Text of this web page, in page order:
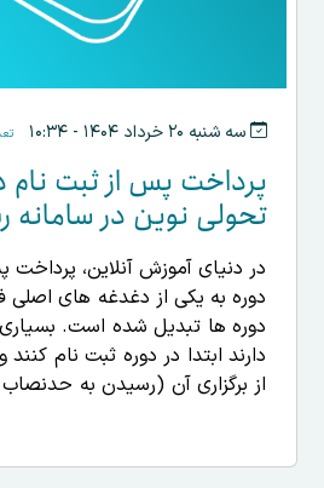
سه شنبه ۲۰ خرداد ۱۴۰۴ - ۱۰:۳۴
پرداخت پس از ثبت نام
تحولی نوین در سامانه
در دنیای آموزش آنلاین، پرداخت
دوره به یکی از دغدغه های اصلی
دوره ها تبدیل شده است. بسیاری
دارند ابتدا در دوره ثبت نام
از برگزاری آن (رسیدن به
هزینه را پرداخت نمایند. سامانه
ویژگی انقلابی، این نیاز را
داده است.